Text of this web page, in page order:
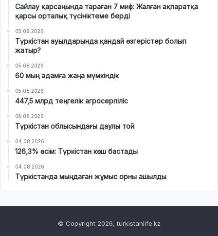
Сайлау қарсаңында тараған 7 миф: Жалған ақпаратқа
қарсы орталық түсініктеме берді
05.08.2026
Түркістан ауылдарында қандай өзгерістер болып
жатыр?
05.08.2026
60 мың адамға жаңа мүмкіндік
05.08.2026
447,5 млрд теңгелік агросерпіліс
05.08.2026
Түркістан облысындағы даулы той
04.08.2026
126,3% өсім: Түркістан көш бастады
04.08.2026
Түркістанда мыңдаған жұмыс орны ашылды
© Copyright 2026, turkistanlife.kz